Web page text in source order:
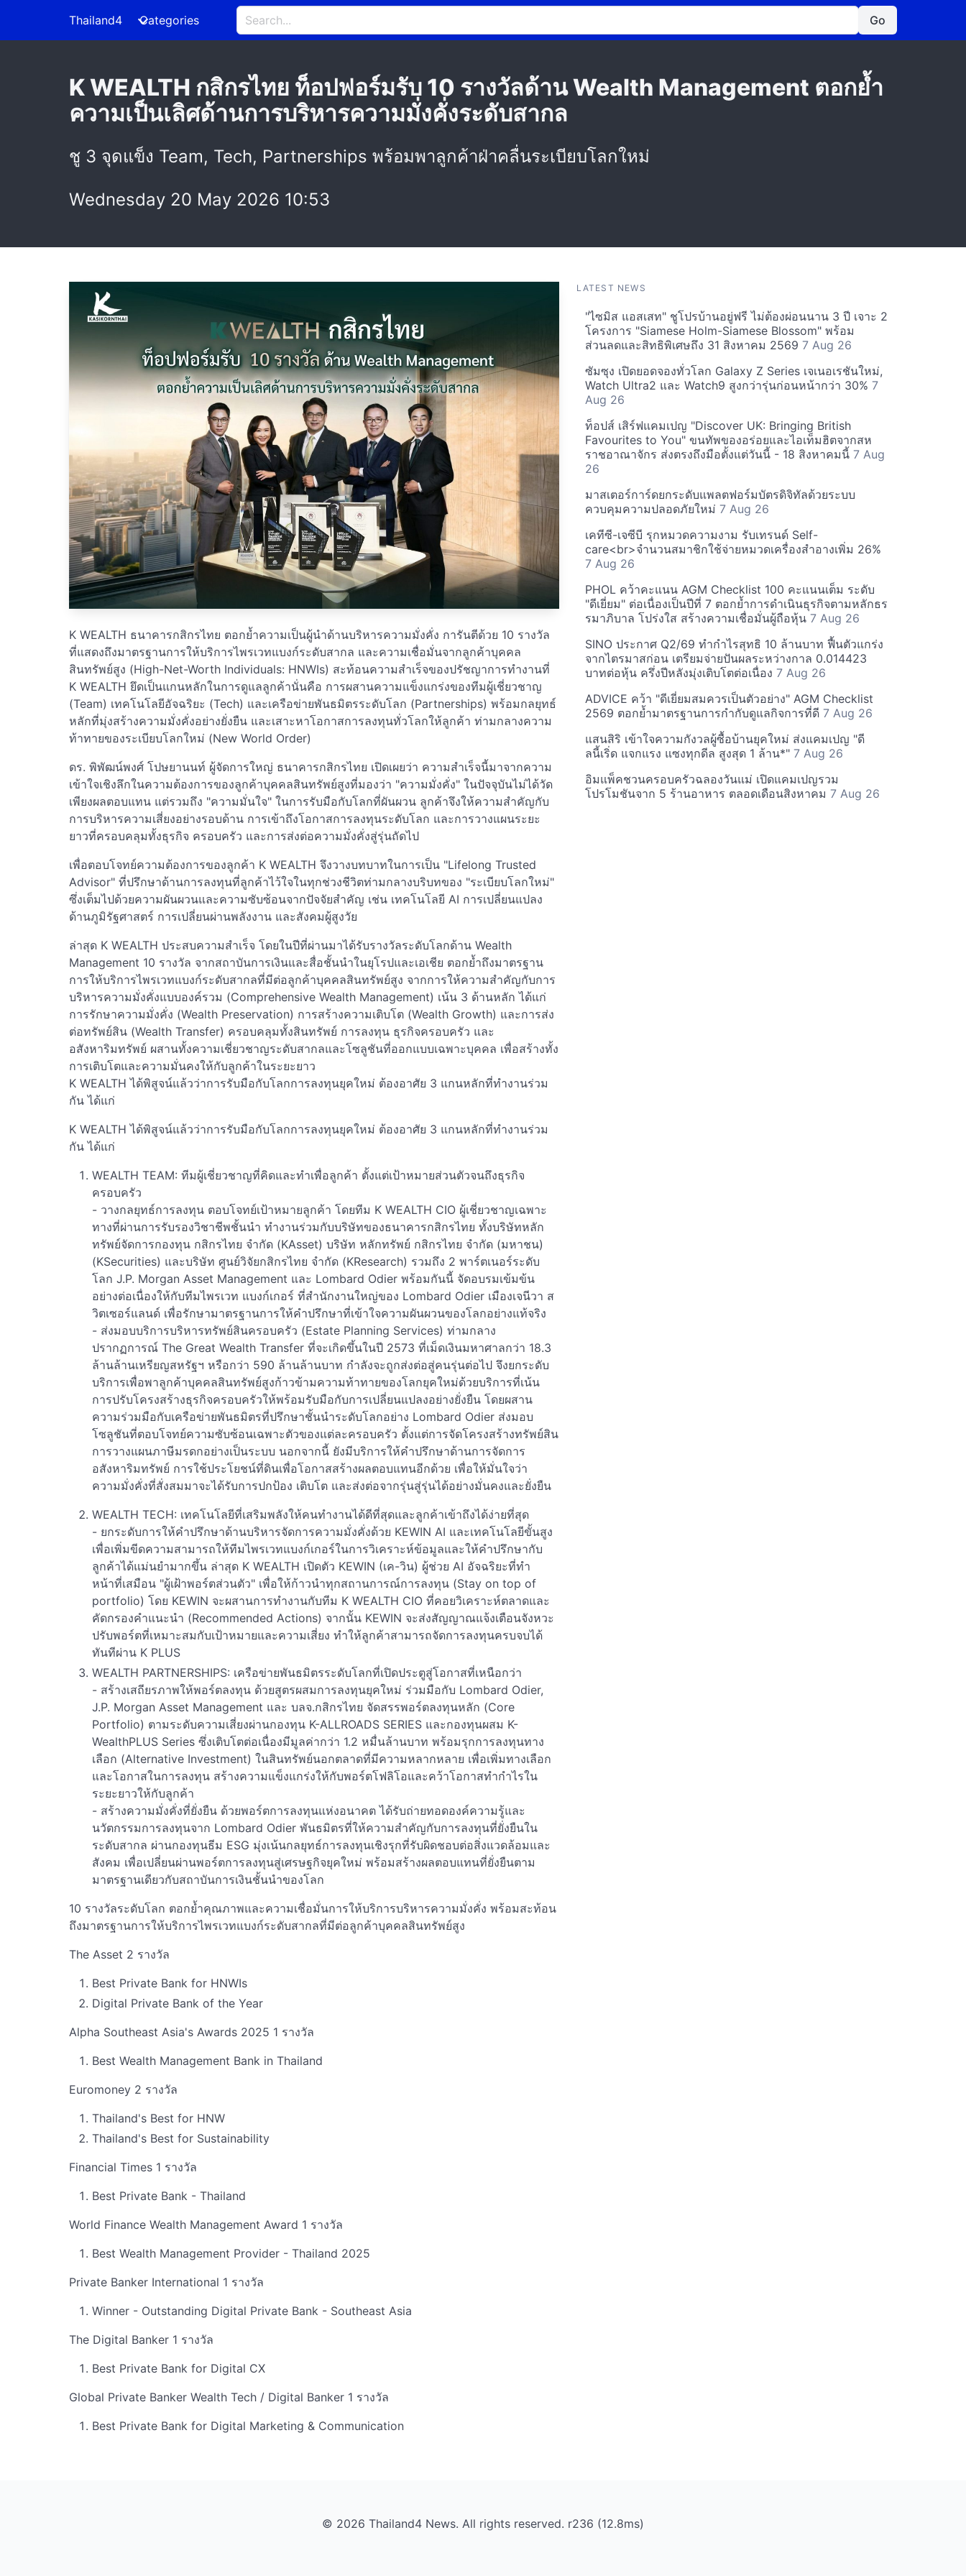
Thailand4 Categories Go
K WEALTH กสิกรไทย ท็อปฟอร์มรับ 10 รางวัลด้าน Wealth Management ตอกย้ำ
ความเป็นเลิศด้านการบริหารความมั่งคั่งระดับสากล
ชู 3 จุดแข็ง Team, Tech, Partnerships พร้อมพาลูกค้าฝ่าคลื่นระเบียบโลกใหม่
Wednesday 20 May 2026 10:53
K WEALTH ธนาคารกสิกรไทย ตอกย้ำความเป็นผู้นำด้านบริหารความมั่งคั่ง การันตีด้วย 10 รางวัล
ที่แสดงถึงมาตรฐานการให้บริการไพรเวทแบงก์ระดับสากล และความเชื่อมั่นจากลูกค้าบุคคล
สินทรัพย์สูง (High-Net-Worth Individuals: HNWIs) สะท้อนความสำเร็จของปรัชญาการทำงานที่
K WEALTH ยึดเป็นแกนหลักในการดูแลลูกค้านั่นคือ การผสานความแข็งแกร่งของทีมผู้เชี่ยวชาญ
(Team) เทคโนโลยีอัจฉริยะ (Tech) และเครือข่ายพันธมิตรระดับโลก (Partnerships) พร้อมกลยุทธ์
หลักที่มุ่งสร้างความมั่งคั่งอย่างยั่งยืน และเสาะหาโอกาสการลงทุนทั่วโลกให้ลูกค้า ท่ามกลางความ
ท้าทายของระเบียบโลกใหม่ (New World Order)
ดร. พิพัฒน์พงศ์ โปษยานนท์ ผู้จัดการใหญ่ ธนาคารกสิกรไทย เปิดเผยว่า ความสำเร็จนี้มาจากความ
เข้าใจเชิงลึกในความต้องการของลูกค้าบุคคลสินทรัพย์สูงที่มองว่า "ความมั่งคั่ง" ในปัจจุบันไม่ได้วัด
เพียงผลตอบแทน แต่รวมถึง "ความมั่นใจ" ในการรับมือกับโลกที่ผันผวน ลูกค้าจึงให้ความสำคัญกับ
การบริหารความเสี่ยงอย่างรอบด้าน การเข้าถึงโอกาสการลงทุนระดับโลก และการวางแผนระยะ
ยาวที่ครอบคลุมทั้งธุรกิจ ครอบครัว และการส่งต่อความมั่งคั่งสู่รุ่นถัดไป
เพื่อตอบโจทย์ความต้องการของลูกค้า K WEALTH จึงวางบทบาทในการเป็น "Lifelong Trusted
Advisor" ที่ปรึกษาด้านการลงทุนที่ลูกค้าไว้ใจในทุกช่วงชีวิตท่ามกลางบริบทของ "ระเบียบโลกใหม่"
ซึ่งเต็มไปด้วยความผันผวนและความซับซ้อนจากปัจจัยสำคัญ เช่น เทคโนโลยี AI การเปลี่ยนแปลง
ด้านภูมิรัฐศาสตร์ การเปลี่ยนผ่านพลังงาน และสังคมผู้สูงวัย
ล่าสุด K WEALTH ประสบความสำเร็จ โดยในปีที่ผ่านมาได้รับรางวัลระดับโลกด้าน Wealth
Management 10 รางวัล จากสถาบันการเงินและสื่อชั้นนำในยุโรปและเอเชีย ตอกย้ำถึงมาตรฐาน
การให้บริการไพรเวทแบงก์ระดับสากลที่มีต่อลูกค้าบุคคลสินทรัพย์สูง จากการให้ความสำคัญกับการ
บริหารความมั่งคั่งแบบองค์รวม (Comprehensive Wealth Management) เน้น 3 ด้านหลัก ได้แก่
การรักษาความมั่งคั่ง (Wealth Preservation) การสร้างความเติบโต (Wealth Growth) และการส่ง
ต่อทรัพย์สิน (Wealth Transfer) ครอบคลุมทั้งสินทรัพย์ การลงทุน ธุรกิจครอบครัว และ
อสังหาริมทรัพย์ ผสานทั้งความเชี่ยวชาญระดับสากลและโซลูชันที่ออกแบบเฉพาะบุคคล เพื่อสร้างทั้ง
การเติบโตและความมั่นคงให้กับลูกค้าในระยะยาว
K WEALTH ได้พิสูจน์แล้วว่าการรับมือกับโลกการลงทุนยุคใหม่ ต้องอาศัย 3 แกนหลักที่ทำงานร่วม
กัน ได้แก่
K WEALTH ได้พิสูจน์แล้วว่าการรับมือกับโลกการลงทุนยุคใหม่ ต้องอาศัย 3 แกนหลักที่ทำงานร่วม
กัน ได้แก่
WEALTH TEAM: ทีมผู้เชี่ยวชาญที่คิดและทำเพื่อลูกค้า ตั้งแต่เป้าหมายส่วนตัวจนถึงธุรกิจ
ครอบครัว
- วางกลยุทธ์การลงทุน ตอบโจทย์เป้าหมายลูกค้า โดยทีม K WEALTH CIO ผู้เชี่ยวชาญเฉพาะ
ทางที่ผ่านการรับรองวิชาชีพชั้นนำ ทำงานร่วมกับบริษัทของธนาคารกสิกรไทย ทั้งบริษัทหลัก
ทรัพย์จัดการกองทุน กสิกรไทย จำกัด (KAsset) บริษัท หลักทรัพย์ กสิกรไทย จำกัด (มหาชน)
(KSecurities) และบริษัท ศูนย์วิจัยกสิกรไทย จำกัด (KResearch) รวมถึง 2 พาร์ตเนอร์ระดับ
โลก J.P. Morgan Asset Management และ Lombard Odier พร้อมกันนี้ จัดอบรมเข้มข้น
อย่างต่อเนื่องให้กับทีมไพรเวท แบงก์เกอร์ ที่สำนักงานใหญ่ของ Lombard Odier เมืองเจนีวา ส
วิตเซอร์แลนด์ เพื่อรักษามาตรฐานการให้คำปรึกษาที่เข้าใจความผันผวนของโลกอย่างแท้จริง
- ส่งมอบบริการบริหารทรัพย์สินครอบครัว (Estate Planning Services) ท่ามกลาง
ปรากฏการณ์ The Great Wealth Transfer ที่จะเกิดขึ้นในปี 2573 ที่เม็ดเงินมหาศาลกว่า 18.3
ล้านล้านเหรียญสหรัฐฯ หรือกว่า 590 ล้านล้านบาท กำลังจะถูกส่งต่อสู่คนรุ่นต่อไป จึงยกระดับ
บริการเพื่อพาลูกค้าบุคคลสินทรัพย์สูงก้าวข้ามความท้าทายของโลกยุคใหม่ด้วยบริการที่เน้น
การปรับโครงสร้างธุรกิจครอบครัวให้พร้อมรับมือกับการเปลี่ยนแปลงอย่างยั่งยืน โดยผสาน
ความร่วมมือกับเครือข่ายพันธมิตรที่ปรึกษาชั้นนำระดับโลกอย่าง Lombard Odier ส่งมอบ
โซลูชันที่ตอบโจทย์ความซับซ้อนเฉพาะตัวของแต่ละครอบครัว ตั้งแต่การจัดโครงสร้างทรัพย์สิน
การวางแผนภาษีมรดกอย่างเป็นระบบ นอกจากนี้ ยังมีบริการให้คำปรึกษาด้านการจัดการ
อสังหาริมทรัพย์ การใช้ประโยชน์ที่ดินเพื่อโอกาสสร้างผลตอบแทนอีกด้วย เพื่อให้มั่นใจว่า
ความมั่งคั่งที่สั่งสมมาจะได้รับการปกป้อง เติบโต และส่งต่อจากรุ่นสู่รุ่นได้อย่างมั่นคงและยั่งยืน
WEALTH TECH: เทคโนโลยีที่เสริมพลังให้คนทำงานได้ดีที่สุดและลูกค้าเข้าถึงได้ง่ายที่สุด
- ยกระดับการให้คำปรึกษาด้านบริหารจัดการความมั่งคั่งด้วย KEWIN AI และเทคโนโลยีขั้นสูง
เพื่อเพิ่มขีดความสามารถให้ทีมไพรเวทแบงก์เกอร์ในการวิเคราะห์ข้อมูลและให้คำปรึกษากับ
ลูกค้าได้แม่นยำมากขึ้น ล่าสุด K WEALTH เปิดตัว KEWIN (เค-วิน) ผู้ช่วย AI อัจฉริยะที่ทำ
หน้าที่เสมือน "ผู้เฝ้าพอร์ตส่วนตัว" เพื่อให้ก้าวนำทุกสถานการณ์การลงทุน (Stay on top of
portfolio) โดย KEWIN จะผสานการทำงานกับทีม K WEALTH CIO ที่คอยวิเคราะห์ตลาดและ
คัดกรองคำแนะนำ (Recommended Actions) จากนั้น KEWIN จะส่งสัญญาณแจ้งเตือนจังหวะ
ปรับพอร์ตที่เหมาะสมกับเป้าหมายและความเสี่ยง ทำให้ลูกค้าสามารถจัดการลงทุนครบจบได้
ทันทีผ่าน K PLUS
WEALTH PARTNERSHIPS: เครือข่ายพันธมิตรระดับโลกที่เปิดประตูสู่โอกาสที่เหนือกว่า
- สร้างเสถียรภาพให้พอร์ตลงทุน ด้วยสูตรผสมการลงทุนยุคใหม่ ร่วมมือกับ Lombard Odier,
J.P. Morgan Asset Management และ บลจ.กสิกรไทย จัดสรรพอร์ตลงทุนหลัก (Core
Portfolio) ตามระดับความเสี่ยงผ่านกองทุน K-ALLROADS SERIES และกองทุนผสม K-
WealthPLUS Series ซึ่งเติบโตต่อเนื่องมีมูลค่ากว่า 1.2 หมื่นล้านบาท พร้อมรุกการลงทุนทาง
เลือก (Alternative Investment) ในสินทรัพย์นอกตลาดที่มีความหลากหลาย เพื่อเพิ่มทางเลือก
และโอกาสในการลงทุน สร้างความแข็งแกร่งให้กับพอร์ตโฟลิโอและคว้าโอกาสทำกำไรใน
ระยะยาวให้กับลูกค้า
- สร้างความมั่งคั่งที่ยั่งยืน ด้วยพอร์ตการลงทุนแห่งอนาคต ได้รับถ่ายทอดองค์ความรู้และ
นวัตกรรมการลงทุนจาก Lombard Odier พันธมิตรที่ให้ความสำคัญกับการลงทุนที่ยั่งยืนใน
ระดับสากล ผ่านกองทุนธีม ESG มุ่งเน้นกลยุทธ์การลงทุนเชิงรุกที่รับผิดชอบต่อสิ่งแวดล้อมและ
สังคม เพื่อเปลี่ยนผ่านพอร์ตการลงทุนสู่เศรษฐกิจยุคใหม่ พร้อมสร้างผลตอบแทนที่ยั่งยืนตาม
มาตรฐานเดียวกับสถาบันการเงินชั้นนำของโลก
10 รางวัลระดับโลก ตอกย้ำคุณภาพและความเชื่อมั่นการให้บริการบริหารความมั่งคั่ง พร้อมสะท้อน
ถึงมาตรฐานการให้บริการไพรเวทแบงก์ระดับสากลที่มีต่อลูกค้าบุคคลสินทรัพย์สูง
The Asset 2 รางวัล
Best Private Bank for HNWIs
Digital Private Bank of the Year
Alpha Southeast Asia's Awards 2025 1 รางวัล
Best Wealth Management Bank in Thailand
Euromoney 2 รางวัล
Thailand's Best for HNW
Thailand's Best for Sustainability
Financial Times 1 รางวัล
Best Private Bank - Thailand
World Finance Wealth Management Award 1 รางวัล
Best Wealth Management Provider - Thailand 2025
Private Banker International 1 รางวัล
Winner - Outstanding Digital Private Bank - Southeast Asia
The Digital Banker 1 รางวัล
Best Private Bank for Digital CX
Global Private Banker Wealth Tech / Digital Banker 1 รางวัล
Best Private Bank for Digital Marketing & Communication
LATEST NEWS
"ไซมิส แอสเสท" ชูโปรบ้านอยู่ฟรี ไม่ต้องผ่อนนาน 3 ปี เจาะ 2
โครงการ "Siamese Holm-Siamese Blossom" พร้อม
ส่วนลดและสิทธิพิเศษถึง 31 สิงหาคม 2569 7 Aug 26
ซัมซุง เปิดยอดจองทั่วโลก Galaxy Z Series เจเนอเรชันใหม่,
Watch Ultra2 และ Watch9 สูงกว่ารุ่นก่อนหน้ากว่า 30% 7
Aug 26
ท็อปส์ เสิร์ฟแคมเปญ "Discover UK: Bringing British
Favourites to You" ขนทัพของอร่อยและไอเท็มฮิตจากสห
ราชอาณาจักร ส่งตรงถึงมือตั้งแต่วันนี้ - 18 สิงหาคมนี้ 7 Aug
26
มาสเตอร์การ์ดยกระดับแพลตฟอร์มบัตรดิจิทัลด้วยระบบ
ควบคุมความปลอดภัยใหม่ 7 Aug 26
เคทีซี-เจซีบี รุกหมวดความงาม รับเทรนด์ Self-
care<br>จำนวนสมาชิกใช้จ่ายหมวดเครื่องสำอางเพิ่ม 26%
7 Aug 26
PHOL คว้าคะแนน AGM Checklist 100 คะแนนเต็ม ระดับ
"ดีเยี่ยม" ต่อเนื่องเป็นปีที่ 7 ตอกย้ำการดำเนินธุรกิจตามหลักธร
รมาภิบาล โปร่งใส สร้างความเชื่อมั่นผู้ถือหุ้น 7 Aug 26
SINO ประกาศ Q2/69 ทำกำไรสุทธิ 10 ล้านบาท ฟื้นตัวแกร่ง
จากไตรมาสก่อน เตรียมจ่ายปันผลระหว่างกาล 0.014423
บาทต่อหุ้น ครึ่งปีหลังมุ่งเติบโตต่อเนื่อง 7 Aug 26
ADVICE คว้า "ดีเยี่ยมสมควรเป็นตัวอย่าง" AGM Checklist
2569 ตอกย้ำมาตรฐานการกำกับดูแลกิจการที่ดี 7 Aug 26
แสนสิริ เข้าใจความกังวลผู้ซื้อบ้านยุคใหม่ ส่งแคมเปญ "ดี
ลนี้เริ่ด แจกแรง แซงทุกดีล สูงสุด 1 ล้าน*" 7 Aug 26
อิมแพ็คชวนครอบครัวฉลองวันแม่ เปิดแคมเปญรวม
โปรโมชันจาก 5 ร้านอาหาร ตลอดเดือนสิงหาคม 7 Aug 26
© 2026 Thailand4 News. All rights reserved. r236 (12.8ms)